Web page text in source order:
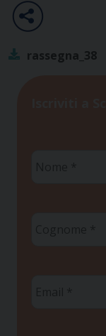
rassegna_38